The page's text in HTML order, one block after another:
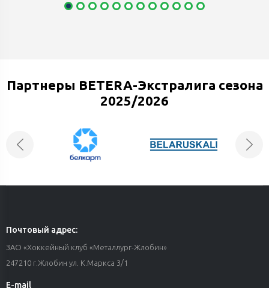
Партнеры BETERA-Экстралига сезона
2025/2026
Почтовый адрес:
ЗАО «Хоккейный клуб «Металлург-Жлобин»
247210 г.Жлобин ул. К.Маркса 3/1
E-mail